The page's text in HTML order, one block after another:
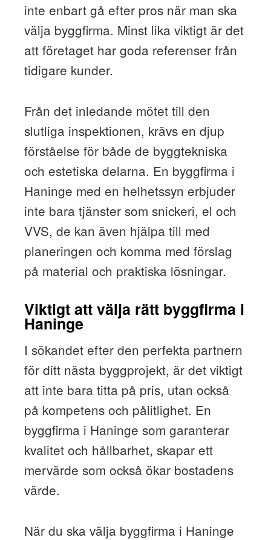
inte enbart gå efter pros när man ska
välja byggfirma. Minst lika viktigt är det
att företaget har goda referenser från
tidigare kunder.
Från det inledande mötet till den
slutliga inspektionen, krävs en djup
förståelse för både de byggtekniska
och estetiska delarna. En byggfirma i
Haninge med en helhetssyn erbjuder
inte bara tjänster som snickeri, el och
VVS, de kan även hjälpa till med
planeringen och komma med förslag
på material och praktiska lösningar.
Viktigt att välja rätt byggfirma i
Haninge
I sökandet efter den perfekta partnern
för ditt nästa byggprojekt, är det viktigt
att inte bara titta på pris, utan också
på kompetens och pålitlighet. En
byggfirma i Haninge som garanterar
kvalitet och hållbarhet, skapar ett
mervärde som också ökar bostadens
värde.
När du ska välja byggfirma i Haninge